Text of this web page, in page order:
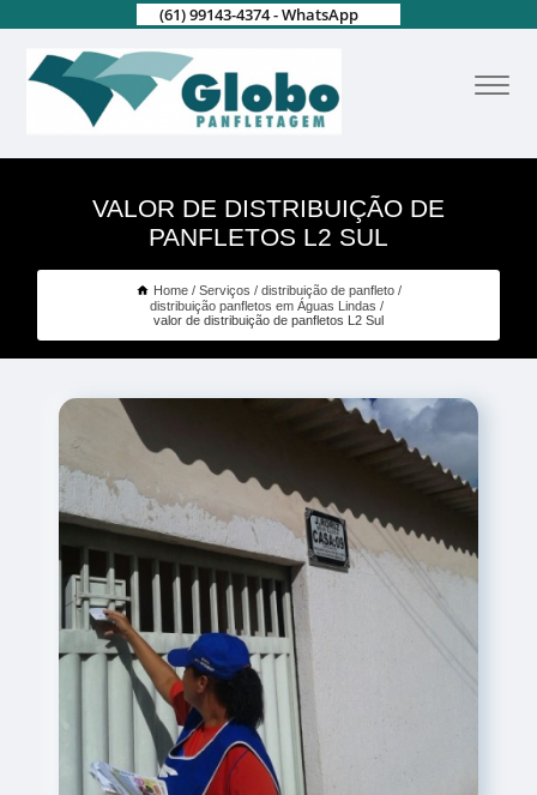
(61) 99143-4374 - WhatsApp
VALOR DE DISTRIBUIÇÃO DE
PANFLETOS L2 SUL
Home Serviços
distribuição de panfleto
distribuição panfletos em Águas Lindas
valor de distribuição de panfletos L2 Sul